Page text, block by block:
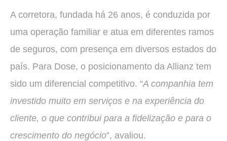
A corretora, fundada há 26 anos, é conduzida por
uma operação familiar e atua em diferentes ramos
de seguros, com presença em diversos estados do
país. Para Dose, o posicionamento da Allianz tem
sido um diferencial competitivo. “A companhia tem
investido muito em serviços e na experiência do
cliente, o que contribui para a fidelização e para o
crescimento do negócio”, avaliou.